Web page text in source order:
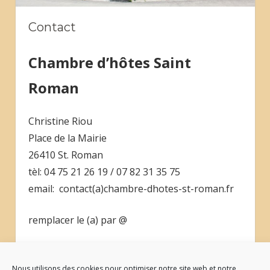
Contact
Chambre d’hôtes Saint
Roman
Christine Riou
Place de la Mairie
26410 St. Roman
tèl: 04 75 21 26 19 / 07 82 31 35 75
email: contact(a)chambre-dhotes-st-roman.fr
remplacer le (a) par @